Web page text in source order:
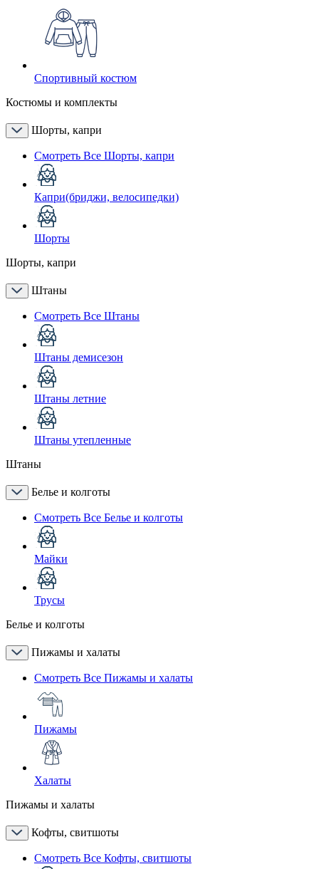
Спортивный костюм
Костюмы и комплекты
Шорты, капри
Смотреть Все Шорты, капри
Капри(бриджи, велосипедки)
Шорты
Шорты, капри
Штаны
Смотреть Все Штаны
Штаны демисезон
Штаны летние
Штаны утепленные
Штаны
Белье и колготы
Смотреть Все Белье и колготы
Майки
Трусы
Белье и колготы
Пижамы и халаты
Смотреть Все Пижамы и халаты
Пижамы
Халаты
Пижамы и халаты
Кофты, свитшоты
Смотреть Все Кофты, свитшоты